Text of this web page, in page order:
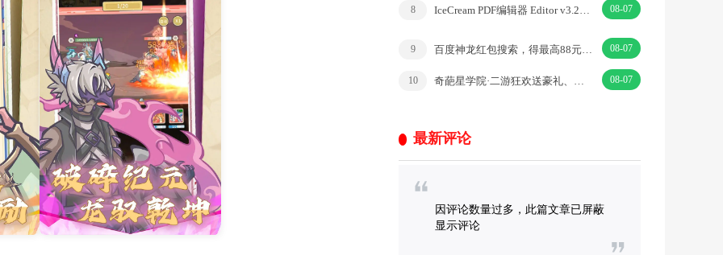
8 IceCream PDF编辑器 Editor v3.28中文破解版 08-07
9 百度神龙红包搜索，得最高88元现金红包满10可提现 08-07
10 奇葩星学院·二游狂欢送豪礼、组建队伍冲刺·|回合·挂机 08-07
最新评论
因评论数量过多，此篇文章已屏蔽
显示评论